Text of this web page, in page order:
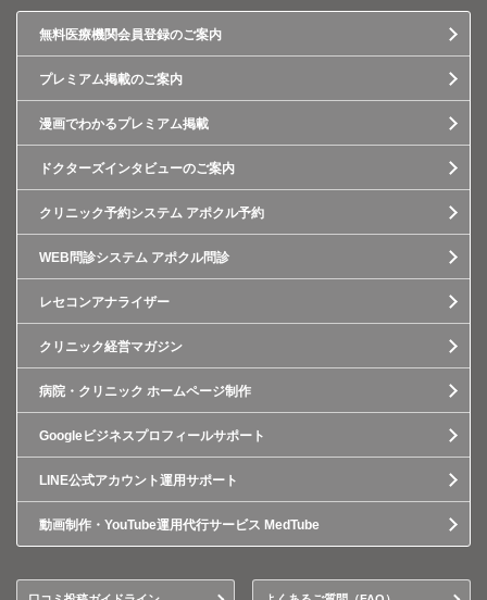
無料医療機関会員登録のご案内
プレミアム掲載のご案内
漫画でわかるプレミアム掲載
ドクターズインタビューのご案内
クリニック予約システム アポクル予約
WEB問診システム アポクル問診
レセコンアナライザー
クリニック経営マガジン
病院・クリニック ホームページ制作
Googleビジネスプロフィールサポート
LINE公式アカウント運用サポート
動画制作・YouTube運用代行サービス MedTube